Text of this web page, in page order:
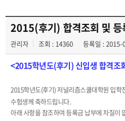
2015(후기) 합격조회 및 등
관리자 조회 : 14360 등록일 : 2015-
<2015학년도(후기) 신입생 합격조
2015학년도(후기) 저널리즘스쿨대학원 입학
수험생께 축하드립니다.
아래 사항을 참조하여 등록금 납부에 차질이